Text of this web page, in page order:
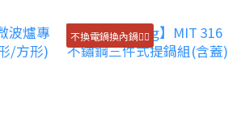
不換電鍋換內鍋👍🏻